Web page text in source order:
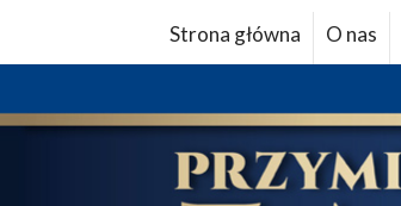
Strona główna O nas